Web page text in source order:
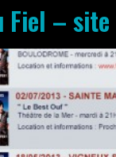
Fiel – site